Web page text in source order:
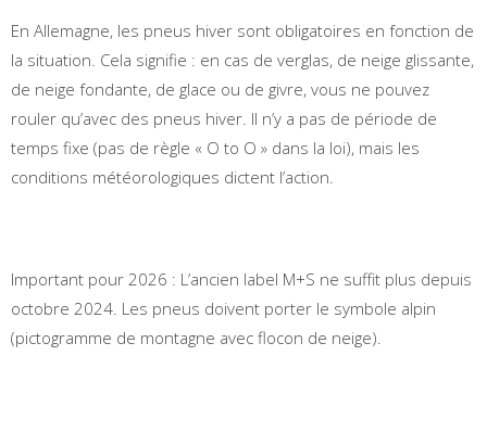
En Allemagne, les pneus hiver sont obligatoires en fonction de
la situation. Cela signifie : en cas de verglas, de neige glissante,
de neige fondante, de glace ou de givre, vous ne pouvez
rouler qu’avec des pneus hiver. Il n’y a pas de période de
temps fixe (pas de règle « O to O » dans la loi), mais les
conditions météorologiques dictent l’action.
Important pour 2026 : L’ancien label M+S ne suffit plus depuis
octobre 2024. Les pneus doivent porter le symbole alpin
(pictogramme de montagne avec flocon de neige).